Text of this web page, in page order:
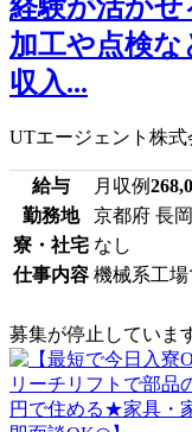
経験が活か
加工や点検な
収入...
UTエージェント株式
給与 月収例
勤務地
京都府 長
寮・社宅 なし
仕事内容 機械系工
募集が停止していま